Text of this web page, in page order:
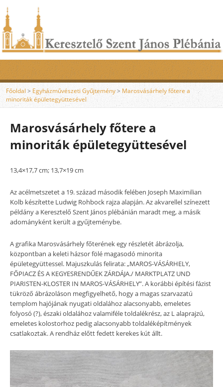
Főoldal> Egyházművészeti Gyűjtemény> Marosvásárhely főtere a
minoriták épületegyüttesével
Marosvásárhely főtere a
minoriták épületegyüttesével
13,4×17,7 cm; 13,7×19 cm
Az acélmetszetet a 19. század második felében Joseph Maximilian
Kolb készítette Ludwig Rohbock rajza alapján. Az akvarellel színezett
példány a Keresztelő Szent János plébánián maradt meg, a másik
adományként került a gyűjteménybe.
A grafika Marosvásárhely főterének egy részletét ábrázolja,
központban a keleti házsor fölé magasodó minorita
épületegyüttessel. Majuszkulás felirata: „MAROS-VÁSÁRHELY,
FŐPIACZ ÉS A KEGYESRENDŰEK ZÁRDÁJA./ MARKTPLATZ UND
PIARISTEN-KLOSTER IN MAROS-VÁSÁRHELY”. A korábbi építési fázist
tükröző ábrázoláson megfigyelhető, hogy a magas szarvazatú
templom hajójának nyugati oldalához alacsonyabb, emeletes
folyosó (?), északi oldalához valamiféle toldalékrész, az L alaprajzú,
emeletes kolostorhoz pedig alacsonyabb toldaléképítmények
csatlakoztak. A rendház előtt fedett kerekes kút állt.